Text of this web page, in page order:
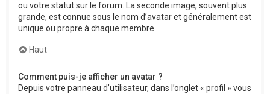
ou votre statut sur le forum. La seconde image, souvent plus
grande, est connue sous le nom d’avatar et généralement est
unique ou propre à chaque membre.
Haut
Comment puis-je afficher un avatar ?
Depuis votre panneau d’utilisateur, dans l’onglet « profil » vous